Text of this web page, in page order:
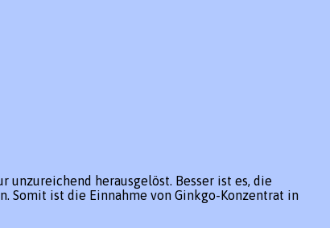
unzureichend herausgelöst. Besser ist es, die
Somit ist die Einnahme von Ginkgo-Konzentrat in